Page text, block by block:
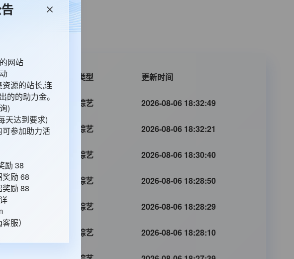
更新
影片类型 更新时间
陆 大陆综艺 2026-08-06 18:32:49
陆 大陆综艺 2026-08-06 18:32:21
大陆综艺 2026-08-06 18:30:40
陆 大陆综艺 2026-08-06 18:28:50
大陆综艺 2026-08-06 18:28:29
大陆综艺 2026-08-06 18:28:10
网站
源的站长,连
的的助力金。
)
天达到要求)
参加助力活
励 38
励 68
励 88
服）